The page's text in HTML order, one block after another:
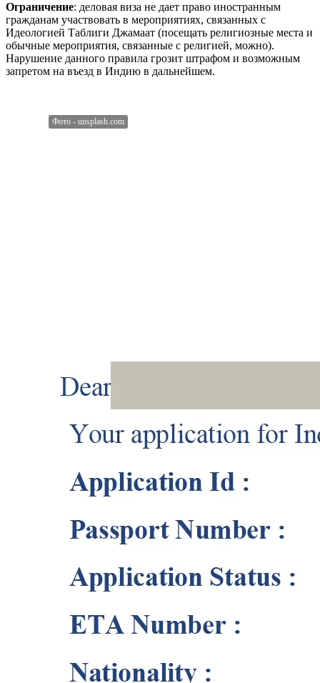
Ограничение: деловая виза не дает право иностранным
гражданам участвовать в мероприятиях, связанных с
Идеологией Таблиги Джамаат (посещать религиозные места и
обычные мероприятия, связанные с религией, можно).
Нарушение данного правила грозит штрафом и возможным
запретом на въезд в Индию в дальнейшем.